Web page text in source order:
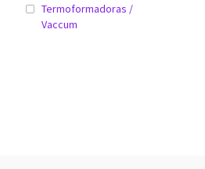
Termoformadoras /
Vaccum